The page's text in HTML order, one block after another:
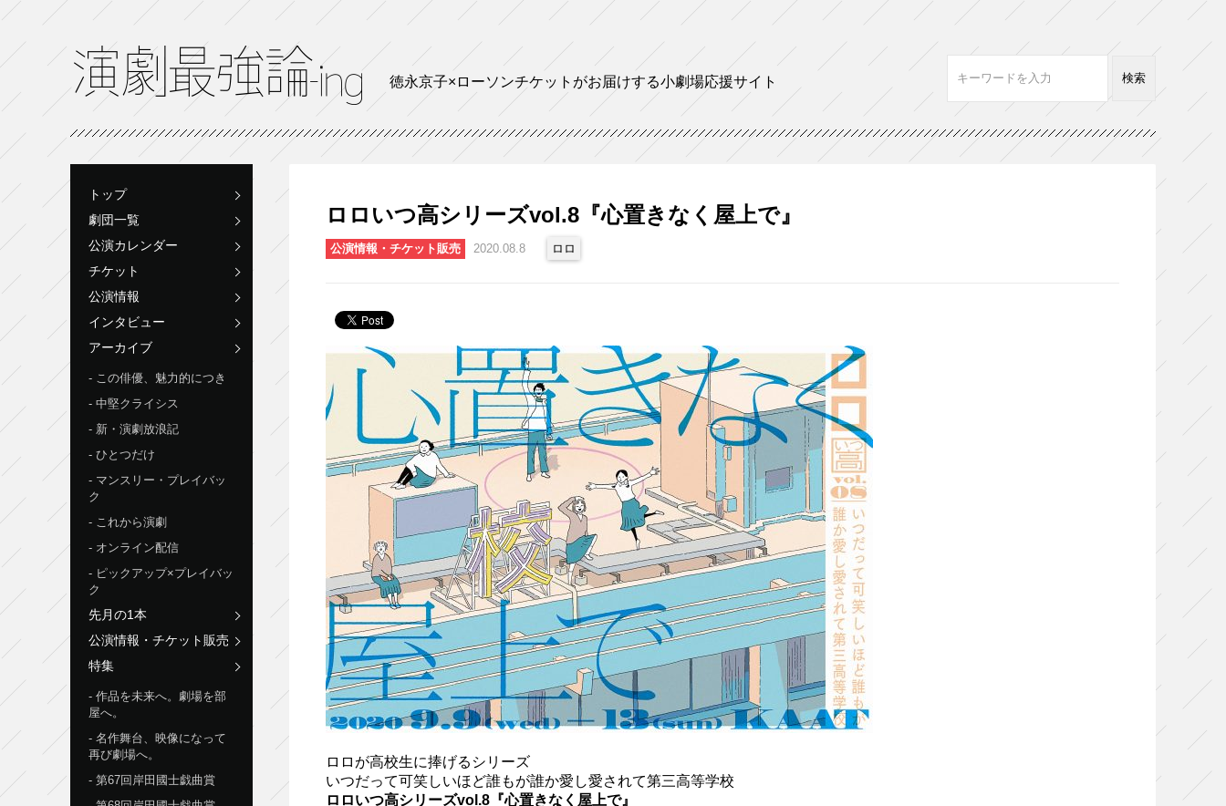
徳永京子×ローソンチケットがお届けする小劇場応援サイト
トップ
劇団一覧
公演カレンダー
チケット
公演情報
インタビュー
アーカイブ
この俳優、魅力的につき
中堅クライシス
新・演劇放浪記
ひとつだけ
マンスリー・プレイバッ
ク
これから演劇
オンライン配信
ピックアップ×プレイバッ
ク
先月の1本
公演情報・チケット販売
特集
作品を未来へ。劇場を部
屋へ。
名作舞台、映像になって
再び劇場へ。
第67回岸田國士戯曲賞
ロロいつ⾼シリーズvol.8『⼼置きなく屋上で』
公演情報・チケット販売 2020.08.8 ロロ
ロロが⾼校⽣に捧げるシリーズ
いつだって可笑しいほど誰もが誰か愛し愛されて第三高等学校
ロロいつ⾼シリーズvol.8『⼼置きなく屋上で』